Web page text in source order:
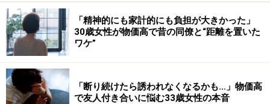
できるようなシンプルのものがいいです。また、管理や
保険金請求が面倒ではないか？という事も考慮しましょ
う。多くの保険会社が混在すると証券の管理も保険金請
求の手間もかかります。自分で管理できるように数社の
保険会社に絞ることも大切です。
「精神的にも家計的にも負担が大きかった」
30歳女性が物価高で昔の同僚と“距離を置いた
ワケ”
「断り続けたら誘われなくなるかも…」物価高
で友人付き合いに悩む33歳女性の本音